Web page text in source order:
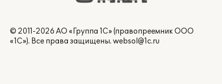
© 2011-2026 АО «Группа 1С» (правопреемник ООО
«1С»). Все права защищены. websol@1c.ru